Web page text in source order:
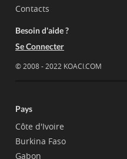
Contacts
Besoin d'aide ?
Se Connecter
© 2008 - 2022 KOACI.COM
Pays
Côte d'Ivoire
Burkina Faso
Gabon